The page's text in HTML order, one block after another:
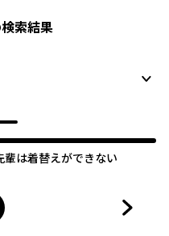
索結果
輩は着替えができない
ジ